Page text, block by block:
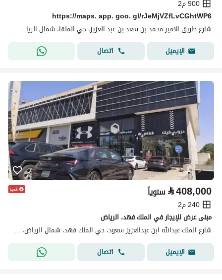
900 م2
https://maps. app. goo. gl/rJeMjVZfLvCGhtWP6
شارع طريق الامير محمد بن سعد بن عبد العزيز، حي الملقا، شمال الرياض، الرياض
الإيميل
اتصال
⃁408,000 سنوياً
240 م2
مبنى عرض للإيجار في الملك فهد، الرياض
شارع الملك عبدالله ابن عبدالعزيز سعود، حي الملك فهد، شمال الرياض، الرياض
الإيميل
اتصال